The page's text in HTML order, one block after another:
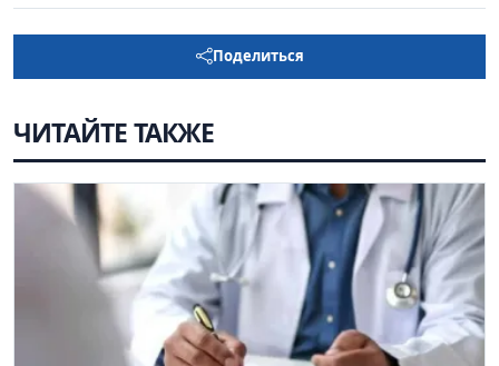
Поделиться
ЧИТАЙТЕ ТАКЖЕ